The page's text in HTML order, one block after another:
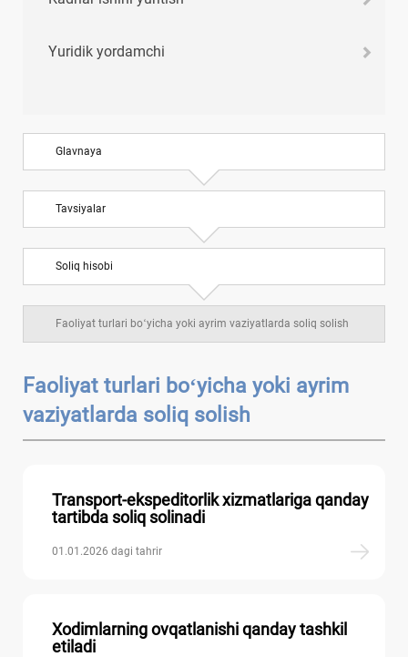
Yuridik yordamchi
Glavnaya
Tavsiyalar
Soliq hisobi
Faoliyat turlari boʻyicha yoki ayrim vaziyatlarda soliq solish
Faoliyat turlari boʻyicha yoki ayrim
vaziyatlarda soliq solish
Transport-ekspeditorlik хizmatlariga qanday
tartibda soliq solinadi
01.01.2026 dagi tahrir
Xodimlarning ovqatlanishi qanday tashkil
etiladi